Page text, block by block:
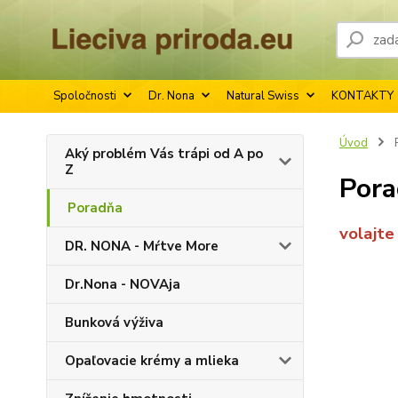
Spoločnosti Dr. Nona Natural Swiss KONTAKTY
Aký problém Vás trápi od A po
Z
Poradňa
DR. NONA - Mŕtve More
Dr.Nona - NOVAja
Bunková výživa
Opaľovacie krémy a mlieka
Úvod
volajte